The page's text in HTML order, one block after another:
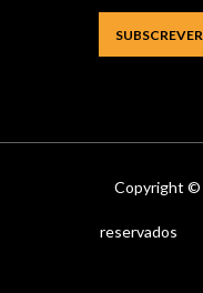
Copyright ©
reservados